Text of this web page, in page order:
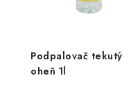
Podpalovač tekutý
oheň 1l